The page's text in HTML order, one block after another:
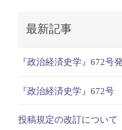
最新記事
『政治経済史学』672号
『政治経済史学』672号
投稿規定の改訂について